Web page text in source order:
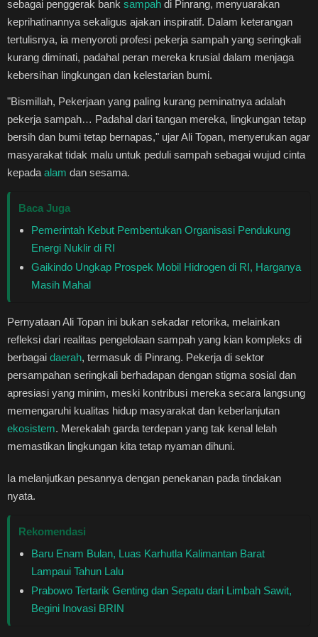
Healthstyle
Cerpen
Kolom
Religi
Travel
sebagai penggerak bank sampah di Pinrang, menyuarakan
keprihatinannya sekaligus ajakan inspiratif. Dalam keterangan
tertulisnya, ia menyoroti profesi pekerja sampah yang seringkali
kurang diminati, padahal peran mereka krusial dalam menjaga
kebersihan lingkungan dan kelestarian bumi.
"Bismillah, Pekerjaan yang paling kurang peminatnya adalah
pekerja sampah… Padahal dari tangan mereka, lingkungan tetap
bersih dan bumi tetap bernapas," ujar Ali Topan, menyerukan agar
masyarakat tidak malu untuk peduli sampah sebagai wujud cinta
kepada alam dan sesama.
Baca Juga
Pemerintah Kebut Pembentukan Organisasi Pendukung
Energi Nuklir di RI
Gaikindo Ungkap Prospek Mobil Hidrogen di RI, Harganya
Masih Mahal
Pernyataan Ali Topan ini bukan sekadar retorika, melainkan
refleksi dari realitas pengelolaan sampah yang kian kompleks di
berbagai daerah, termasuk di Pinrang. Pekerja di sektor
persampahan seringkali berhadapan dengan stigma sosial dan
apresiasi yang minim, meski kontribusi mereka secara langsung
memengaruhi kualitas hidup masyarakat dan keberlanjutan
ekosistem. Merekalah garda terdepan yang tak kenal lelah
memastikan lingkungan kita tetap nyaman dihuni.
Ia melanjutkan pesannya dengan penekanan pada tindakan
nyata.
Rekomendasi
Baru Enam Bulan, Luas Karhutla Kalimantan Barat
Lampaui Tahun Lalu
Prabowo Tertarik Genting dan Sepatu dari Limbah Sawit,
Begini Inovasi BRIN